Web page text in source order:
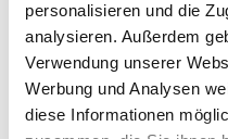
personalisieren und die
analysieren. Außerdem
Verwendung unserer
Werbung und Analysen
diese Informationen
Bügelschloss